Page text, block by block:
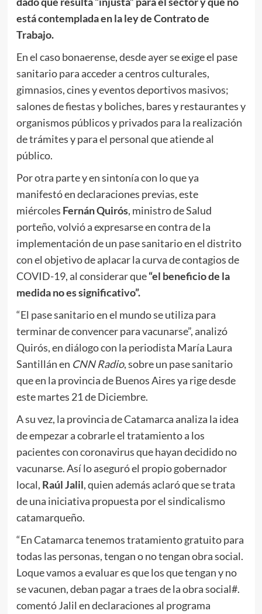
está contemplada en la ley de Contrato de
Trabajo.
En el caso bonaerense, desde ayer se exige el pase
sanitario para acceder a centros culturales,
gimnasios, cines y eventos deportivos masivos;
salones de fiestas y boliches, bares y restaurantes y
organismos públicos y privados para la realización
de trámites y para el personal que atiende al
público.
Por otra parte y en sintonía con lo que ya
manifestó en declaraciones previas, este
miércoles Fernán Quirós, ministro de Salud
porteño, volvió a expresarse en contra de la
implementación de un pase sanitario en el distrito
con el objetivo de aplacar la curva de contagios de
COVID-19, al considerar que“el beneficio de la
medida no es significativo”.
“El pase sanitario en el mundo se utiliza para
terminar de convencer para vacunarse”, analizó
Quirós, en diálogo con la periodista María Laura
Santillán en CNN Radio, sobre un pase sanitario
que en la provincia de Buenos Aires ya rige desde
este martes 21 de Diciembre.
A su vez, la provincia de Catamarca analiza la idea
de empezar a cobrarle el tratamiento a los
pacientes con coronavirus que hayan decidido no
vacunarse. Así lo aseguró el propio gobernador
local, Raúl Jalil, quien además aclaró que se trata
de una iniciativa propuesta por el sindicalismo
catamarqueño.
“En Catamarca tenemos tratamiento gratuito para
todas las personas, tengan o no tengan obra social.
Loque vamos a evaluar es que los que tengan y no
se vacunen, deban pagar a traes de la obra social#.
comentó Jalil en declaraciones al programa